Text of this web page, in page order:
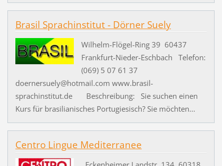
Brasil Sprachinstitut - Dörner Suely
Wilhelm-Flögel-Ring 39 60437
Frankfurt-Nieder-Eschbach Telefon:
(069) 5 07 61 37
doernersuely@hotmail.com www.brasil-
sprachinstitut.de Beschreibung: Sie suchen einen
Kurs für brasilianisches Portugiesisch? Sie möchten...
Centro Lingue Mediterranee